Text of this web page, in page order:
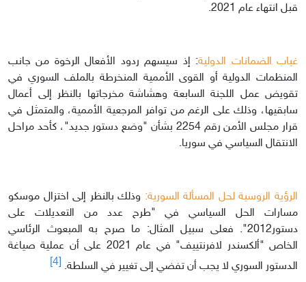
قبل انتهاء عام 2021.
غياب الضمانات الدولية: إذ سيسهم ردود الأفعال الرخوة من جانب
المنظمات الدولية أو القوى الأممية المنخرطة بالملف السوري في
تقويض عمل اللجنة السابعة وهشاشة مخرجاتها بالنظر إلى أعمال
سابقيها، وذلك على الرغم من توافر المرجعية الأممية، والمتمثل في
قرار مجلس الأمن رقم 2254 بشأن "وضع دستور جديد"، كأحد مراحل
الانتقال السياسي في سوريا.
الرؤية الروسية لحل المسألة السورية: وذلك بالنظر إلى اختزال موسكو
مسارات الحل السياسي في "طرح عدد من التعديلات على
دستور2012". فعلى سبيل المثال: ما صرح به المبعوث الرئاسي
الخاص "ألكسندر لافرنتييف" في عام 2021 على أن عملية صياغة
الدستور السوري لا يجب أن تفضي إلى تغيير في السلطة.